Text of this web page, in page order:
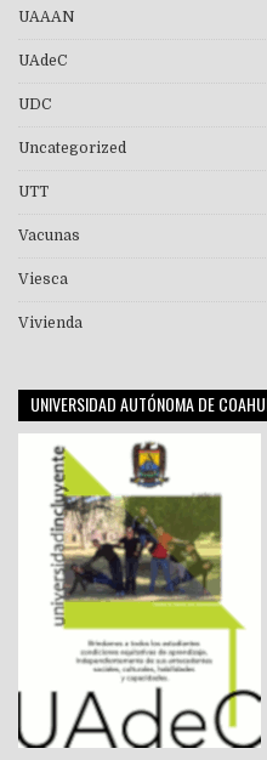
UAAAN
UAdeC
UDC
Uncategorized
UTT
Vacunas
Viesca
Vivienda
UNIVERSIDAD AUTÓNOMA DE